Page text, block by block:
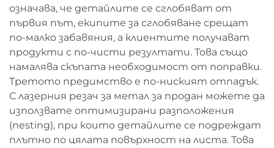
означава, че детайлите се сглобяват от
първия път, екипите за сглобяване срещат
по-малко забавяния, а клиентите получават
продукти с по-чисти резултати. Това също
намалява скъпата необходимост от поправки.
Третото предимство е по-ниският отпадък.
С лазерния резач за метал за продан можете да
използвате оптимизирани разположения
(nesting), при които детайлите се подреждат
плътно по цялата повърхност на листа. Това